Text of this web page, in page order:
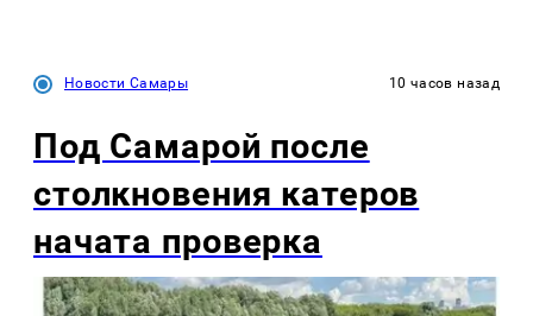
Новости Самары 10 часов назад
Под Самарой после
столкновения катеров
начата проверка